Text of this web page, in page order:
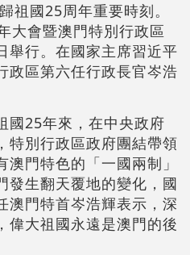
祖國25周年重要時刻。
大會暨澳門特別行政區
舉行。在國家主席習近平
政區第六任行政長官岑浩
國25年來，在中央政府
特別行政區政府團結帶領
門特色的「一國兩制」
發生翻天覆地的變化，國
澳門特首岑浩輝表示，深
偉大祖國永遠是澳門的後